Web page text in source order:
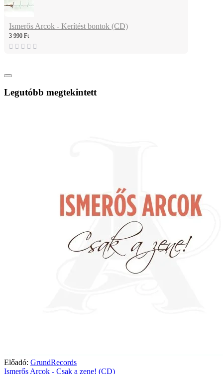
Ismerős Arcok - Kerítést bontok (CD)
3 990 Ft
Legutóbb megtekintett
Előadó: GrundRecords
Ismerős Arcok - Csak a zene! (CD)